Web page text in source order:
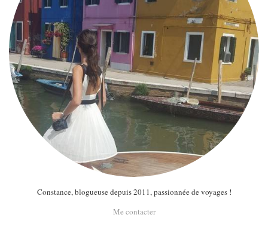
Constance, blogueuse depuis 2011, passionnée de voyages !
Me contacter